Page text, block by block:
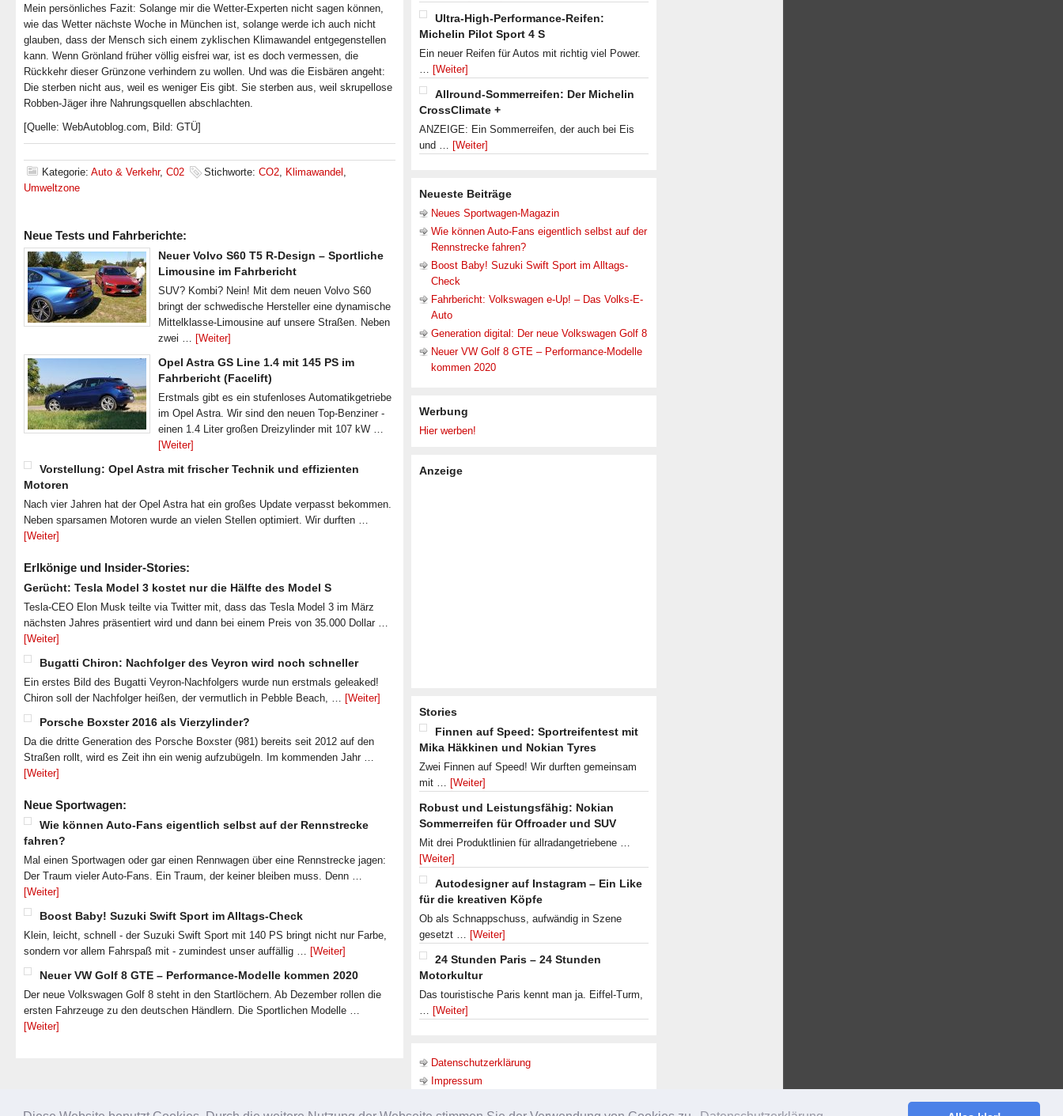
Mein persönliches Fazit: Solange mir die Wetter-Experten nicht sagen können,
wie das Wetter nächste Woche in München ist, solange werde ich auch nicht
glauben, dass der Mensch sich einem zyklischen Klimawandel entgegenstellen
kann. Wenn Grönland früher völlig eisfrei war, ist es doch vermessen, die
Rückkehr dieser Grünzone verhindern zu wollen. Und was die Eisbären angeht:
Die sterben nicht aus, weil es weniger Eis gibt. Sie sterben aus, weil skrupellose
Robben-Jäger ihre Nahrungsquellen abschlachten.
[Quelle: WebAutoblog.com, Bild: GTÜ]
Kategorie: Auto & Verkehr, C02 Stichworte: CO2, Klimawandel ,
Umweltzone
Neue Tests und Fahrberichte:
Neuer Volvo S60 T5 R-Design – Sportliche
Limousine im Fahrbericht
SUV? Kombi? Nein! Mit dem neuen Volvo S60
bringt der schwedische Hersteller eine dynamische
Mittelklasse-Limousine auf unsere Straßen. Neben
zwei … [Weiter]
Opel Astra GS Line 1.4 mit 145 PS im
Fahrbericht (Facelift)
Erstmals gibt es ein stufenloses Automatikgetriebe
im Opel Astra. Wir sind den neuen Top-Benziner -
einen 1.4 Liter großen Dreizylinder mit 107 kW …
[Weiter]
Vorstellung: Opel Astra mit frischer Technik und effizienten
Motoren
Nach vier Jahren hat der Opel Astra hat ein großes Update verpasst bekommen.
Neben sparsamen Motoren wurde an vielen Stellen optimiert. Wir durften …
[Weiter]
Erlkönige und Insider-Stories:
Gerücht: Tesla Model 3 kostet nur die Hälfte des Model S
Tesla-CEO Elon Musk teilte via Twitter mit, dass das Tesla Model 3 im März
nächsten Jahres präsentiert wird und dann bei einem Preis von 35.000 Dollar …
[Weiter]
Bugatti Chiron: Nachfolger des Veyron wird noch schneller
Ein erstes Bild des Bugatti Veyron-Nachfolgers wurde nun erstmals geleaked!
Chiron soll der Nachfolger heißen, der vermutlich in Pebble Beach, … [Weiter]
Porsche Boxster 2016 als Vierzylinder?
Da die dritte Generation des Porsche Boxster (981) bereits seit 2012 auf den
Straßen rollt, wird es Zeit ihn ein wenig aufzubügeln. Im kommenden Jahr …
[Weiter]
Neue Sportwagen:
Wie können Auto-Fans eigentlich selbst auf der Rennstrecke
fahren?
Mal einen Sportwagen oder gar einen Rennwagen über eine Rennstrecke jagen:
Der Traum vieler Auto-Fans. Ein Traum, der keiner bleiben muss. Denn …
[Weiter]
Boost Baby! Suzuki Swift Sport im Alltags-Check
Klein, leicht, schnell - der Suzuki Swift Sport mit 140 PS bringt nicht nur Farbe,
sondern vor allem Fahrspaß mit - zumindest unser auffällig … [Weiter]
Neuer VW Golf 8 GTE – Performance-Modelle kommen 2020
Der neue Volkswagen Golf 8 steht in den Startlöchern. Ab Dezember rollen die
ersten Fahrzeuge zu den deutschen Händlern. Die Sportlichen Modelle …
[Weiter]
Ultra-High-Performance-Reifen:
Michelin Pilot Sport 4 S
Ein neuer Reifen für Autos mit richtig viel Power.
… [Weiter]
Allround-Sommerreifen: Der Michelin
CrossClimate +
ANZEIGE: Ein Sommerreifen, der auch bei Eis
und … [Weiter]
Neueste Beiträge
Neues Sportwagen-Magazin
Wie können Auto-Fans eigentlich selbst auf der
Rennstrecke fahren?
Boost Baby! Suzuki Swift Sport im Alltags-
Check
Fahrbericht: Volkswagen e-Up! – Das Volks-E-
Auto
Generation digital: Der neue Volkswagen Golf 8
Neuer VW Golf 8 GTE – Performance-Modelle
kommen 2020
Werbung
Hier werben!
Anzeige
Stories
Finnen auf Speed: Sportreifentest mit
Mika Häkkinen und Nokian Tyres
Zwei Finnen auf Speed! Wir durften gemeinsam
mit … [Weiter]
Robust und Leistungsfähig: Nokian
Sommerreifen für Offroader und SUV
Mit drei Produktlinien für allradangetriebene …
[Weiter]
Autodesigner auf Instagram – Ein Like
für die kreativen Köpfe
Ob als Schnappschuss, aufwändig in Szene
gesetzt … [Weiter]
24 Stunden Paris – 24 Stunden
Motorkultur
Das touristische Paris kennt man ja. Eiffel-Turm,
… [Weiter]
Datenschutzerklärung
Impressum